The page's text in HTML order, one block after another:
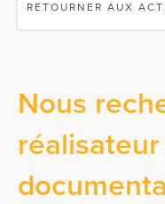
RETOURNER AUX
Nous